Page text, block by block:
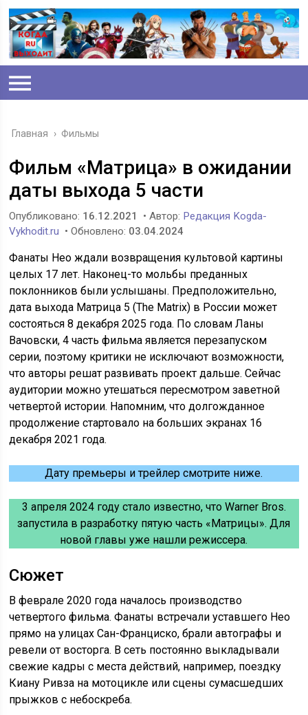
Главная › Фильмы
Фильм «Матрица» в ожидании
даты выхода 5 части
Опубликовано: 16.12.2021 • Автор: Редакция Kogda-
Vykhodit.ru • Обновлено: 03.04.2024
Фанаты Нео ждали возвращения культовой картины
целых 17 лет. Наконец-то мольбы преданных
поклонников были услышаны. Предположительно,
дата выхода Матрица 5 (The Matrix) в России может
состояться 8 декабря 2025 года. По словам Ланы
Вачовски, 4 часть фильма является перезапуском
серии, поэтому критики не исключают возможности,
что авторы решат развивать проект дальше. Сейчас
аудитории можно утешаться пересмотром заветной
четвертой истории. Напомним, что долгожданное
продолжение стартовало на больших экранах 16
декабря 2021 года.
Дату премьеры и трейлер смотрите ниже.
3 апреля 2024 году стало известно, что Warner Bros.
запустила в разработку пятую часть «Матрицы». Для
новой главы уже нашли режиссера.
Сюжет
В феврале 2020 года началось производство
четвертого фильма. Фанаты встречали уставшего Нео
прямо на улицах Сан-Франциско, брали автографы и
ревели от восторга. В сеть постоянно выкладывали
свежие кадры с места действий, например, поездку
Киану Ривза на мотоцикле или сцены сумасшедших
прыжков с небоскреба.